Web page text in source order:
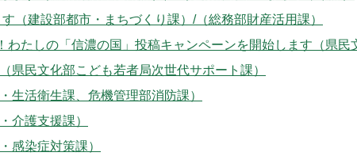
（建設部都市・まちづくり課）/（総務部財産活用課）
たしの「信濃の国」投稿キャンペーンを開始します（県民
県民文化部こども若者局次世代サポート課）
生活衛生課、危機管理部消防課）
介護支援課）
感染症対策課）